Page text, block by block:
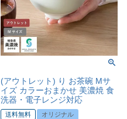
(アウトレット) り お茶碗 Mサ
イズ カラーおまかせ 美濃焼 食
洗器・電子レンジ対応
送料無料 オリジナル